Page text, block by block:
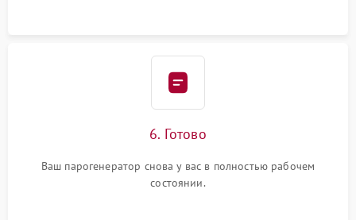
6. Готово
Ваш парогенератор снова у вас в полностью рабочем
состоянии.